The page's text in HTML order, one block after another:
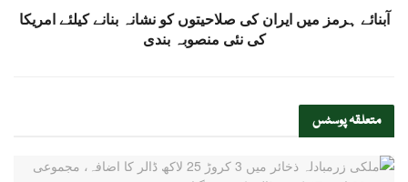
آبنائے ہرمز میں ایران کی صلاحیتوں کو نشانہ بنانے کیلئے امریکا
کی نئی منصوبہ بندی
متعلقہپوسٹس